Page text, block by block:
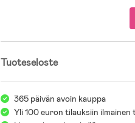
- Paristot eivät sisälly tuotteeseen.
Tuoteseloste
365 päivän avoin kauppa
Yli 100 euron tilauksiin